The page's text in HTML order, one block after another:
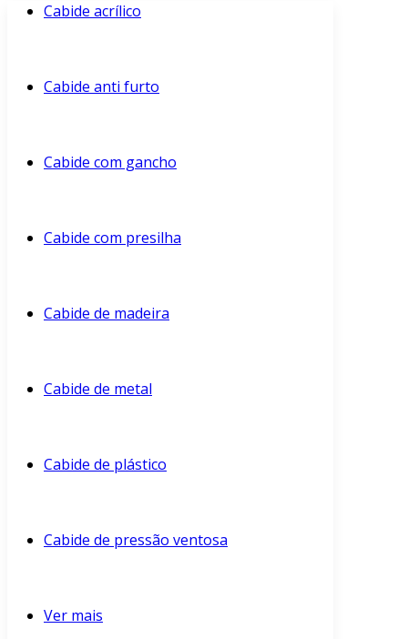
Cabide acrílico
Cabide anti furto
Cabide com gancho
Cabide com presilha
Cabide de madeira
Cabide de metal
Cabide de plástico
Cabide de pressão ventosa
Ver mais